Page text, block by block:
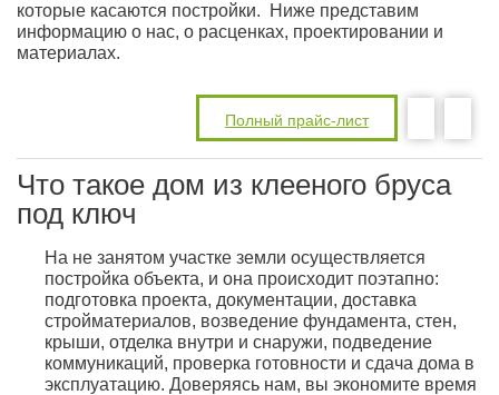
которые касаются постройки. Ниже представим
информацию о нас, о расценках, проектировании и
материалах.
Полный прайс-лист
Что такое дом из клееного бруса
под ключ
На не занятом участке земли осуществляется
постройка объекта, и она происходит поэтапно:
подготовка проекта, документации, доставка
стройматериалов, возведение фундамента, стен,
крыши, отделка внутри и снаружи, подведение
коммуникаций, проверка готовности и сдача дома в
эксплуатацию. Доверяясь нам, вы экономите время